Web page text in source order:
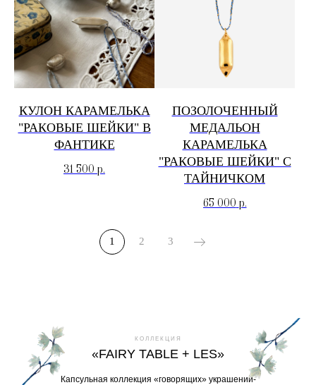
КУЛОН КАРАМЕЛЬКА
"РАКОВЫЕ ШЕЙКИ" В
ФАНТИКЕ
31 500 р.
ПОЗОЛОЧЕННЫЙ
МЕДАЛЬОН
КАРАМЕЛЬКА
"РАКОВЫЕ ШЕЙКИ" С
ТАЙНИЧКОМ
65 000 р.
1 2 3
«FAIRY TABLE + LES»
Капсульная коллекция «говорящих» украшений-
КОЛЛЕКЦИЯ